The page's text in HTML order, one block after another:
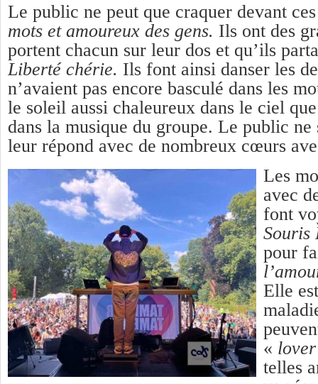
Le public ne peut que craquer devant
mots et amoureux des gens. Ils ont des
portent chacun sur leur dos et qu’ils
Liberté chérie. Ils font ainsi danser les
n’avaient pas encore basculé dans les
le soleil aussi chaleureux dans le ciel
dans la musique du groupe. Le public ne
leur répond avec de nombreux cœurs
Les
avec
font
Souris
pour
Elle
«
telles